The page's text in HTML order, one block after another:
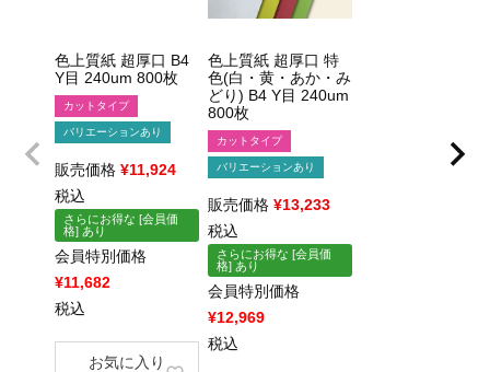
色上質紙 超厚口 B4
Y目 240um 800枚
カットタイプ
バリエーションあり
販売価格 ¥11,924
税込
さらにお得な [会員価
格] あり
会員特別価格
¥11,682
税込
お気に入り
色上質紙 超厚口 特
色(白・黄・あか・み
どり) B4 Y目 240um
800枚
カットタイプ
バリエーションあり
販売価格 ¥13,233
税込
さらにお得な [会員価
格] あり
会員特別価格
¥12,969
税込